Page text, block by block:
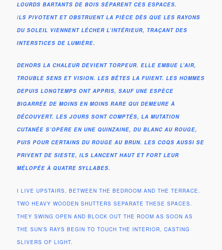
LOURDS BARTANTS DE BOIS SÉPARENT CES ESPACES.
ILS PIVOTENT ET OBSTRUENT LA PIÈCE DÈS QUE LES RAYONS
DU SOLEIL VIENNENT LÉCHER L’INTÉRIEUR, TRAÇANT DES
INTERSTICES DE LUMIÈRE.
DEHORS LA CHALEUR DEVIENT TORPEUR. ELLE EMBUE L’AIR,
TROUBLE SENS ET VISION. LES BÊTES LA FUIENT. LES HOMMES
DEPUIS LONGTEMPS ONT APPRIS, SAUF UNE ESPÈCE
BIGARRÉE DE MOINS EN MOINS RARE QUI DEMEURE À
DÉCOUVERT. LES JOURS SONT COMPTÉS, LA MUTATION
CUTANÉE S’OPÈRE EN UNE QUINZAINE, DU BLANC AU ROUGE,
PUIS POUR CERTAINS DU ROUGE AU BRUN. LES COQS AUSSI SE
PRIVENT DE SIESTE, ILS LANCENT HAUT ET FORT LEUR
MÉLOPÉE À QUATRE SYLLABES.
I LIVE UPSTAIRS, BETWEEN THE BEDROOM AND THE TERRACE.
TWO HEAVY WOODEN SHUTTERS SEPARATE THESE SPACES.
THEY SWING OPEN AND BLOCK OUT THE ROOM AS SOON AS
THE SUN’S RAYS BEGIN TO TOUCH THE INTERIOR, CASTING
SLIVERS OF LIGHT.